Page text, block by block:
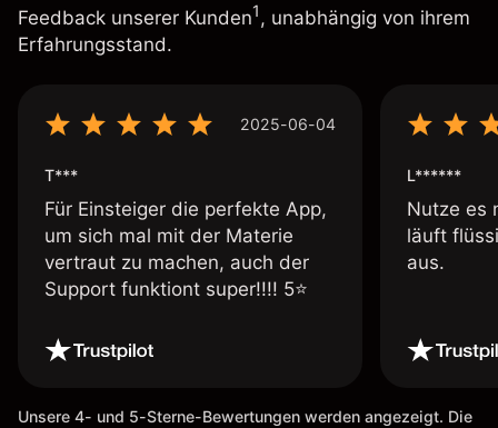
Feedback unserer Kunden1, unabhängig von ihrem
Erfahrungsstand.
2025-06-04
T***
Für Einsteiger die perfekte App,
um sich mal mit der Materie
vertraut zu machen, auch der
Support funktiont super!!!! 5⭐️
L******
Nutze es
läuft
aus.
Unsere 4- und 5-Sterne-Bewertungen werden angezeigt. Die